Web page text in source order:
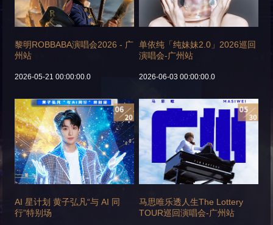
黎明ROBBABA演唱会2026 - 广
州站
2026-05-21 00:00:00.0
单依纯「纯妹妹2.0」2026巡回
演唱会-广州站
2026-06-03 00:00:00.0
AI 星计划 黄子弘凡“与 AI 同
行”特别场
马思唯乐透人生The Lottery
TOUR巡回演唱会-广州站